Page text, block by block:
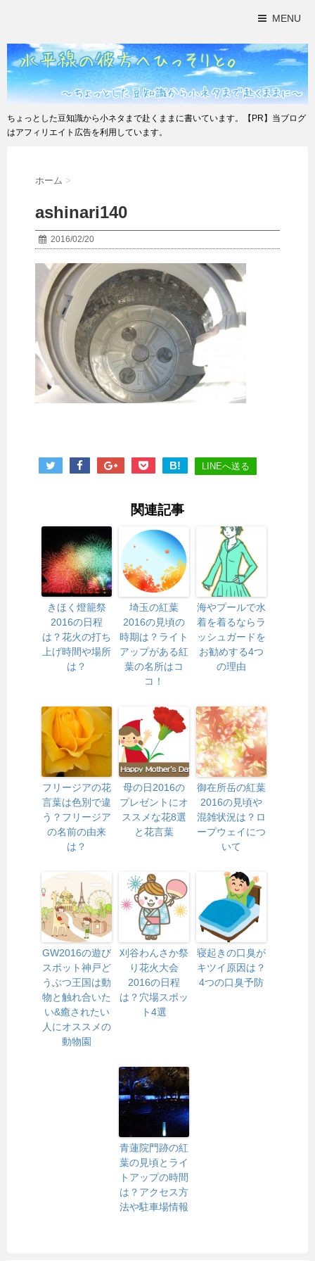
MENU
ちょっとした豆知識から小ネタまで赴くままに書いています。【PR】当ブログ
はアフィリエイト広告を利用しています。
ホーム >
ashinari140
2016/02/20
B! LINEへ送る
関連記事
きほく燈籠祭
2016の日程
は？花火の打ち
上げ時間や場所
は？
埼玉の紅葉
2016の見頃の
時期は？ライト
アップがある紅
葉の名所はコ
コ！
海やプールで水
着を着るならラ
ッシュガードを
お勧めする4つ
の理由
フリージアの花
言葉は色別で違
う？フリージア
の名前の由来
は？
母の日2016の
プレゼントにオ
ススメな花8選
と花言葉
御在所岳の紅葉
2016の見頃や
混雑状況は？ロ
ープウェイにつ
いて
GW2016の遊び
スポット神戸ど
うぶつ王国は動
物と触れ合いた
い&癒されたい
人にオススメの
動物園
刈谷わんさか祭
り花火大会
2016の日程
は？穴場スポッ
ト4選
寝起きの口臭が
キツイ原因は？
4つの口臭予防
青蓮院門跡の紅
葉の見頃とライ
トアップの時間
は？アクセス方
法や駐車場情報